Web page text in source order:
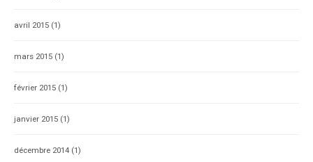
avril 2015 (1)
mars 2015 (1)
février 2015 (1)
janvier 2015 (1)
décembre 2014 (1)